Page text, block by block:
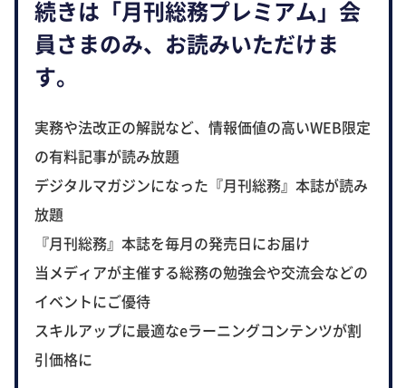
続きは「月刊総務プレミアム」会
員さまのみ、お読みいただけま
す。
実務や法改正の解説など、情報価値の高いWEB限定
の有料記事が読み放題
デジタルマガジンになった『月刊総務』本誌が読み
放題
『月刊総務』本誌を毎月の発売日にお届け
当メディアが主催する総務の勉強会や交流会などの
イベントにご優待
スキルアップに最適なeラーニングコンテンツが割
引価格に